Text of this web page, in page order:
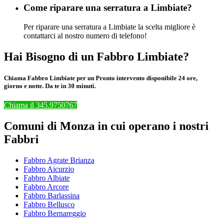
Come riparare una serratura a Limbiate?
Per riparare una serratura a Limbiate la scelta migliore è
contattarci al nostro numero di telefono!
Hai Bisogno di un Fabbro Limbiate?
Chiama Fabbro Limbiate per un Pronto intervento disponibile 24 ore,
giorno e notte. Da te in 30 minuti.
Chiama il 345.9750767
Comuni di Monza in cui operano i nostri
Fabbri
Fabbro Agrate Brianza
Fabbro Aicurzio
Fabbro Albiate
Fabbro Arcore
Fabbro Barlassina
Fabbro Bellusco
Fabbro Bernareggio